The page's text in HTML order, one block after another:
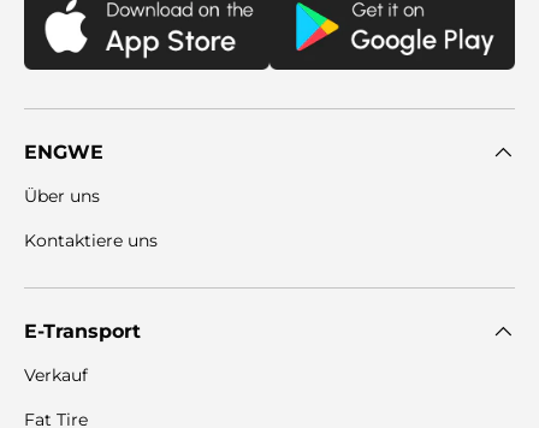
ENGWE
Über uns
Kontaktiere uns
E-Transport
Verkauf
Fat Tire